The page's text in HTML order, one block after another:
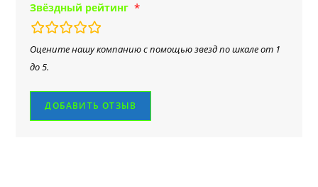
Звёздный рейтинг
rating
fields
Оцените нашу компанию с помощью звезд по шкале от 1
до 5.